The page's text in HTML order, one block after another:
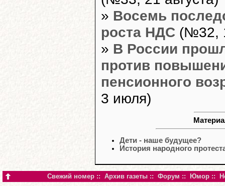
» Восемь
роста НДС (№32,
» В России
против
пенсионного
3 июля)
Дети - наше будущее?
История народного
Свежий номер :: Архив газеты :: Форум :: Юмор ::